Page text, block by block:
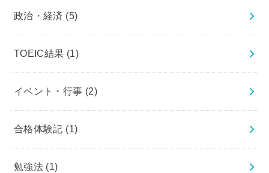
政治・経済 (5)
TOEIC結果 (1)
イベント・行事 (2)
合格体験記 (1)
勉強法 (1)